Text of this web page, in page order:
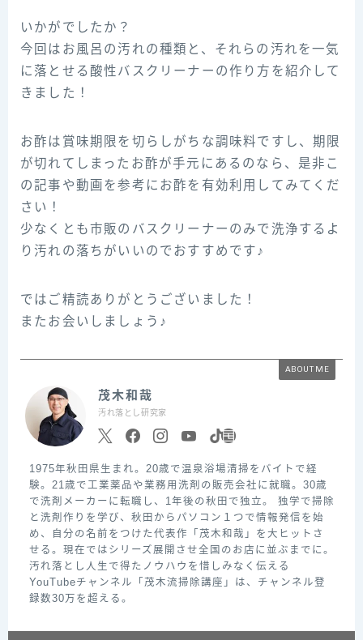
いかがでしたか？
今回はお風呂の汚れの種類と、それらの汚れを一気
に落とせる酸性バスクリーナーの作り方を紹介して
きました！
お酢は賞味期限を切らしがちな調味料ですし、期限
が切れてしまったお酢が手元にあるのなら、是非こ
の記事や動画を参考にお酢を有効利用してみてくだ
さい！
少なくとも市販のバスクリーナーのみで洗浄するよ
り汚れの落ちがいいのでおすすめです♪
ではご精読ありがとうございました！
またお会いしましょう♪
ABOUT ME
茂木和哉
汚れ落とし研究家
1975年秋田県生まれ。20歳で温泉浴場清掃をバイトで経
験。21歳で工業薬品や業務用洗剤の販売会社に就職。30歳
で洗剤メーカーに転職し、1年後の秋田で独立。 独学で掃除
と洗剤作りを学び、秋田からパソコン１つで情報発信を始
め、自分の名前をつけた代表作「茂木和哉」を大ヒットさ
せる。現在ではシリーズ展開させ全国のお店に並ぶまでに。
汚れ落とし人生で得たノウハウを惜しみなく伝える
YouTubeチャンネル「茂木流掃除講座」は、チャンネル登
録数30万を超える。